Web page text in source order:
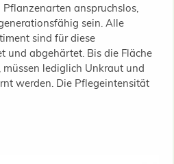
anspruchslos,
sein. Alle
sind für diese
und abgehärtet. Bis die Fläche
lediglich Unkraut und
werden. Die Pflegeintensität